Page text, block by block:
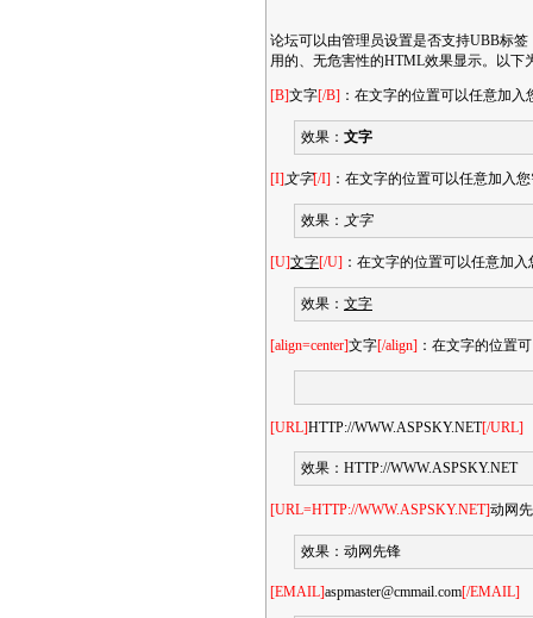
论坛可以由管理员设置是否支持UBB标
用的、无危害性的HTML效果显示。以下
[B]文字[/B] ：在文字的位置可以任意加
效果： 文字
[I] 文字[/I] ：在文字的位置可以任意加入
效果： 文字
[U]文字[/U] ：在文字的位置可以任意加
效果： 文字
[align=center]文字[/align] ：在文字的位置
[URL]HTTP://WWW.ASPSKY.NET[/URL]
效果： HTTP://WWW.ASPSKY.NET
[URL=HTTP://WWW.ASPSKY.NET]动网
效果： 动网先锋
[EMAIL]aspmaster@cmmail.com[/EMAIL]